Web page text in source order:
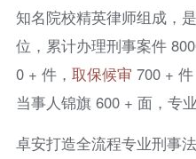
知名院校精英律师组成，
位，累计办理刑事案件
0 + 件， 取保候审 700 + 件
当事人锦旗 600 + 面，专
卓安打造全流程专业刑事